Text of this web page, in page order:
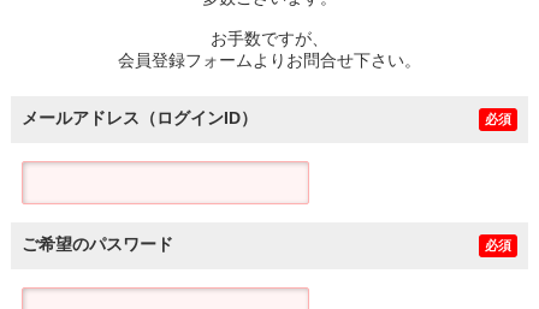
お手数ですが、
会員登録フォームよりお問合せ下さい。
メールアドレス（ログインID） 必須
ご希望のパスワード 必須